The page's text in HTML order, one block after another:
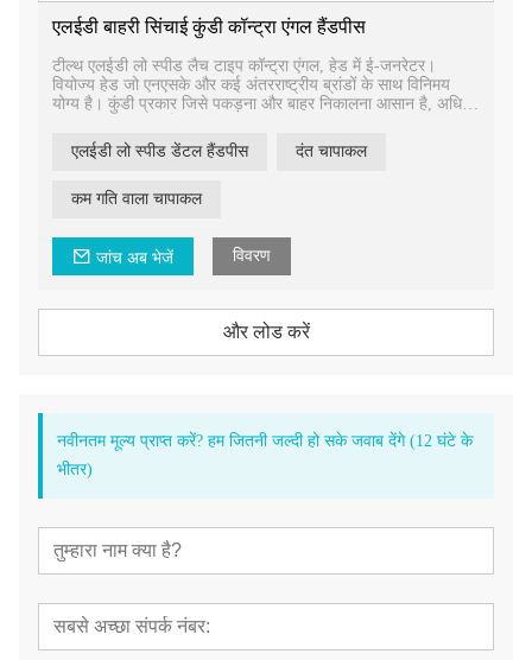
एलईडी बाहरी सिंचाई कुंडी कॉन्ट्रा एंगल हैंडपीस
टील्थ एलईडी लो स्पीड लैच टाइप कॉन्ट्रा एंगल, हेड में ई-जनरेटर।
वियोज्य हेड जो एनएसके और कई अंतरराष्ट्रीय ब्रांडों के साथ विनिमय
योग्य है। कुंडी प्रकार जिसे पकड़ना और बाहर निकालना आसान है, अधिक
एलईडी लो स्पीड डेंटल हैंडपीस
दंत चापाकल
कम गति वाला चापाकल
जांच अब भेजें विवरण
और लोड करें
नवीनतम मूल्य प्राप्त करें? हम जितनी जल्दी हो सके जवाब देंगे (12 घंटे के
भीतर)